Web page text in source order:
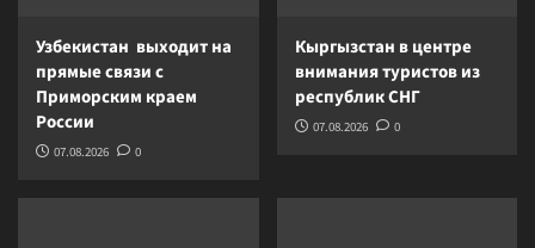
Узбекистан выходит на
прямые связи с
Приморским краем
России
07.08.2026 0
Кыргызстан в центре
внимания туристов из
республик СНГ
07.08.2026 0